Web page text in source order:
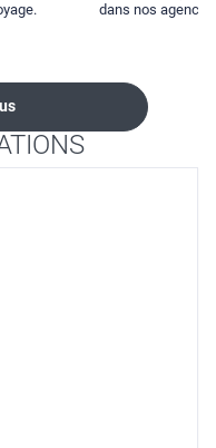
dans nos